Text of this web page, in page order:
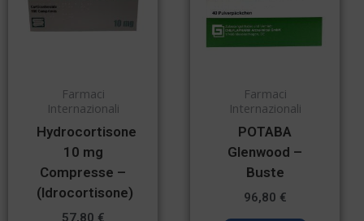
Farmaci
Internazionali
Hydrocortisone
10 mg
Compresse –
(Idrocortisone)
57,80 €
Farmaci
Internazionali
POTABA
Glenwood –
Buste
96,80 €